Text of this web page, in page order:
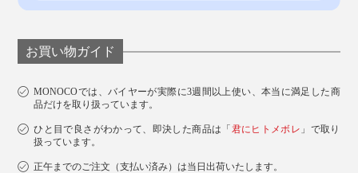
お買い物ガイド
MONOCOでは、バイヤーが実際に3週間以上使い、本当に満足した商
品だけを取り扱っています。
ひと目で良さがわかって、即決した商品は「 君にヒトメボレ 」で取り
扱っています。
正午までのご注文（支払い済み）は当日出荷いたします。